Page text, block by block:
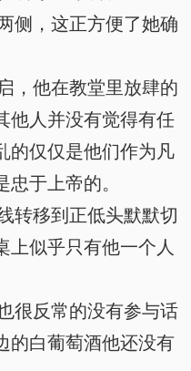
侧，这正方便了她确
，他在教堂里放肆的
他人并没有觉得有任
的仅仅是他们作为凡
于上帝的。
转移到正低头默默切
上似乎只有他一个人
很反常的没有参与话
的白葡萄酒他还没有